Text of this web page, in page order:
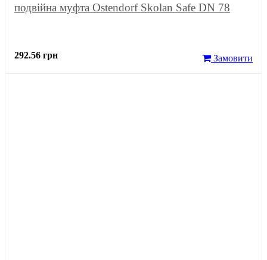
подвійна муфта Ostendorf Skolan Safe DN 78
292.56 грн Замовити